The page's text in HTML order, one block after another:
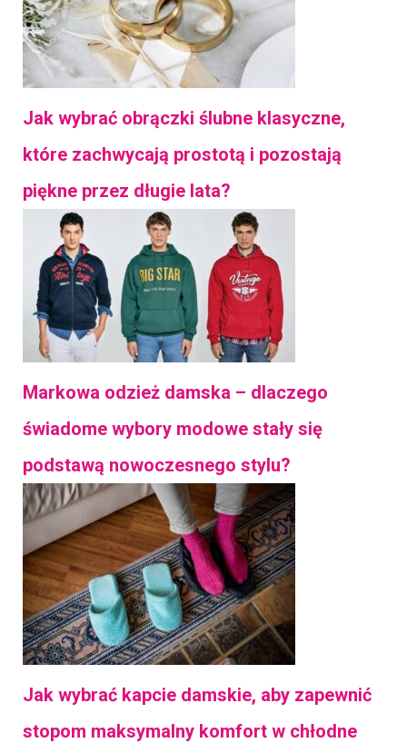
Jak wybrać obrączki ślubne klasyczne,
które zachwycają prostotą i pozostają
piękne przez długie lata?
Markowa odzież damska – dlaczego
świadome wybory modowe stały się
podstawą nowoczesnego stylu?
Jak wybrać kapcie damskie, aby zapewnić
stopom maksymalny komfort w chłodne